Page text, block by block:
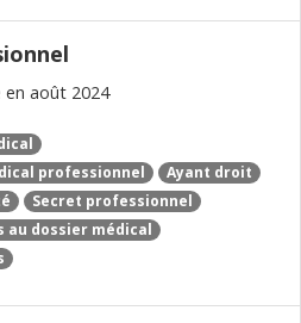
août 2024
professionnel
Ayant droit
Secret professionnel
au dossier médical